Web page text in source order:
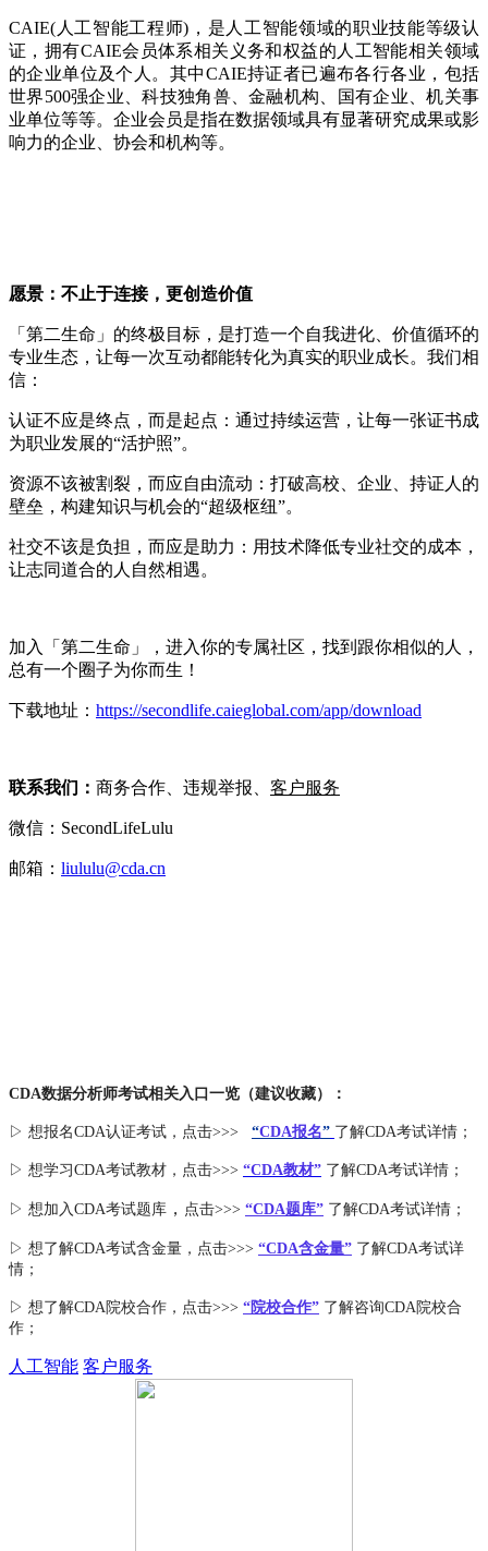
CAIE(人工智能工程师)，是人工智能领域的职业技能等级认
证，拥有CAIE会员体系相关义务和权益的人工智能相关领域
的企业单位及个人。其中CAIE持证者已遍布各行各业，包括
世界500强企业、科技独角兽、金融机构、国有企业、机关事
业单位等等。企业会员是指在数据领域具有显著研究成果或影
响力的企业、协会和机构等。
愿景：不止于连接，更创造价值
「第二生命」的终极目标，是打造一个自我进化、价值循环的
专业生态，让每一次互动都能转化为真实的职业成长。我们相
信：
认证不应是终点，而是起点：通过持续运营，让每一张证书成
为职业发展的“活护照”。
资源不该被割裂，而应自由流动：打破高校、企业、持证人的
壁垒，构建知识与机会的“超级枢纽”。
社交不该是负担，而应是助力：用技术降低专业社交的成本，
让志同道合的人自然相遇。
加入「第二生命」，进入你的专属社区，找到跟你相似的人，
总有一个圈子为你而生！
下载地址： https://secondlife.caieglobal.com/app/download
联系我们： 商务合作、违规举报、 客户服务
微信：SecondLifeLulu
邮箱： liululu@cda.cn
CDA数据分析师考试相关入口一览（建议收藏）：
▷ 想报名CDA认证考试，点击>>> “CDA报名” 了解CDA考试详情；
▷ 想学习CDA考试教材，点击>>> “CDA教材” 了解CDA考试详情；
▷ 想加入CDA考试题库 ， 点击>>> “CDA题库” 了解CDA考试详情；
▷ 想了解CDA考试含金量 ，点击>>> “CDA含金量” 了解CDA考试详
情；
▷ 想了解CDA院校合作 ，点击>>> “院校合作” 了解咨询CDA院校合
作；
人工智能 客户服务